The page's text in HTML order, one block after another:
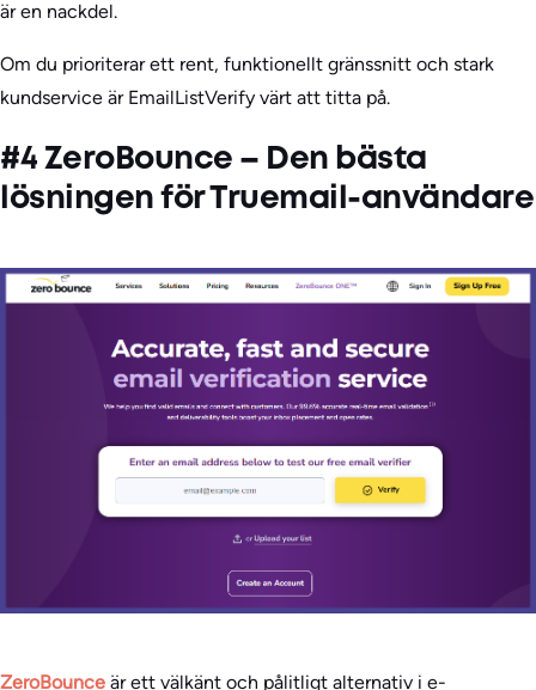
är en nackdel.
Om du prioriterar ett rent, funktionellt gränssnitt och stark
kundservice är EmailListVerify värt att titta på.
#4 ZeroBounce – Den bästa
lösningen för Truemail-användare
ZeroBounce är ett välkänt och pålitligt alternativ i e-